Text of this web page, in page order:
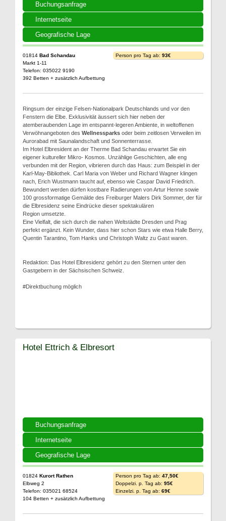
Buchungsanfrage
Internetseite
Geografische Lage
01814 Bad Schandau
Markt 1-11
Telefon: 035022 9190
392 Betten + zusätzlich Aufbettung
Person pro Tag ab: 93€
Ringsum der einzige Felsen-Nationalpark Deutschlands und vor den
Fenstern die Elbe. Exklusivität äussert sich hier neben der
atemberaubenden Lage im entspannt-legeren Ambiente, in weltoffenen
Verwöhnangeboten des Wellnessparks oder beim zeitlosen Verweilen im
Aurorabad mit Saunalandschaft und Sonnenterrasse.
Im Hotel Elbresident an der Therme Bad Schandau erwartet Sie ein
eigener kultureller Mikro- Kosmos. Unzählige Geschichten, alle eng
verbunden mit der Region, vibrieren durch das Haus: zum Beispiel in der
Karl-May-Bibliothek. Carl Maria von Weber und Richard Wagner klingen
nach, Erich Wustmann taucht auf, ebenso wie Caspar David Friedrich.
Bewundert werden dürfen kostbare Radierungen von Artur Henne sowie
100 grossformatige Gemälde des Freiburger Malers Dirk Sommer, der für
die Elbresidenz seine Eindrücke dieser spektakulären
Region umsetzte.
Eine Vielfalt, die sich durch die nahen Weltstädte Dresden und Prag
perfekt ergänzt. Kein Wunder, dass hier schon Stars wie etwa Halle Berry,
Quentin Tarantino, Tom Hanks und Christoph Waltz zu Gast waren.
Redaktion: Das Hotel Elbresidenz gehört zu den Sternen unter den
Gastgebern in der Sächsischen Schweiz.
#Direktbuchung möglich
Buchungsanfrage
Internetseite
Geografische Lage
Hotel Ettrich & Elbresort
01824 Kurort Rathen
Elbweg 2
Telefon: 035021 68524
104 Betten + zusätzlich Aufbettung
Person pro Tag ab: 47,50€
Doppelzi. p. Tag ab: 95€
Einzelzi. p. Tag ab: 69€